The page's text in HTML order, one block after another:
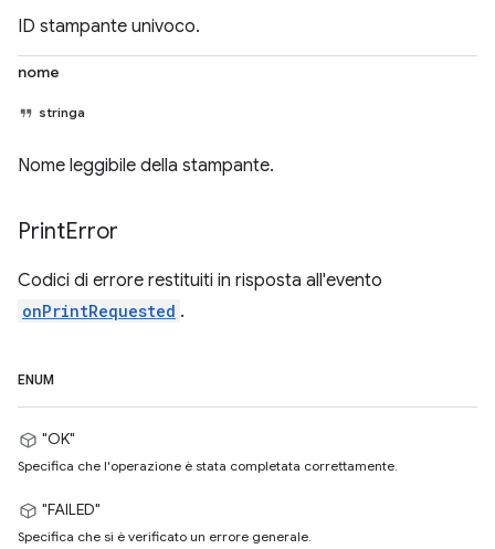
ID stampante univoco.
nome
stringa
Nome leggibile della stampante.
PrintError
Codici di errore restituiti in risposta all'evento
onPrintRequested .
ENUM
"OK"
Specifica che l'operazione è stata completata correttamente.
"FAILED"
Specifica che si è verificato un errore generale.